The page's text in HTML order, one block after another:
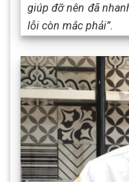
giúp đỡ nên đã
lỗi còn mắc phải”.